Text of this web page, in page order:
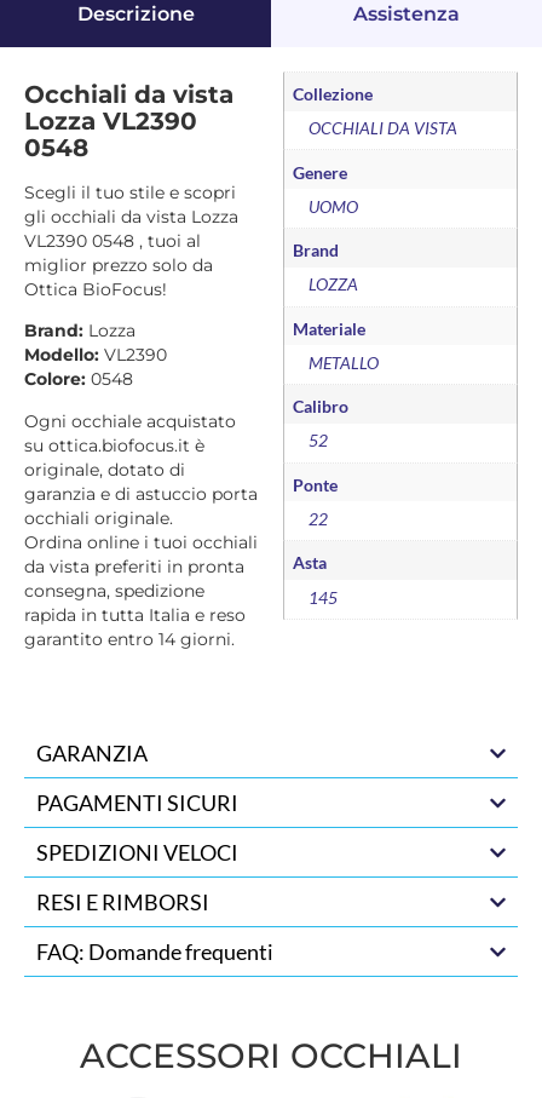
Descrizione Assistenza
Occhiali da vista
Lozza VL2390
0548
Scegli il tuo stile e scopri
gli occhiali da vista Lozza
VL2390 0548 , tuoi al
miglior prezzo solo da
Ottica BioFocus!
Brand: Lozza
Modello: VL2390
Colore: 0548
Ogni occhiale acquistato
su ottica.biofocus.it è
originale, dotato di
garanzia e di astuccio porta
occhiali originale.
Ordina online i tuoi occhiali
da vista preferiti in pronta
consegna, spedizione
rapida in tutta Italia e reso
garantito entro 14 giorni.
Collezione
OCCHIALI DA VISTA
Genere
UOMO
Brand
LOZZA
Materiale
METALLO
Calibro
52
Ponte
22
Asta
145
GARANZIA
PAGAMENTI SICURI
SPEDIZIONI VELOCI
RESI E RIMBORSI
FAQ: Domande frequenti
ACCESSORI OCCHIALI